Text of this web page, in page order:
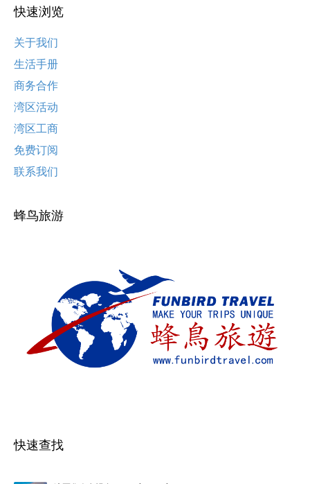
快速浏览
关于我们
生活手册
商务合作
湾区活动
湾区工商
免费订阅
联系我们
蜂鸟旅游
快速查找